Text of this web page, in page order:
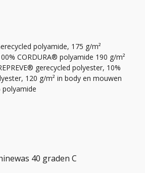
polyamide, 175 g/m²
CORDURA® polyamide 190 g/m²
gerecycled polyester, 10%
120 g/m² in body en mouwen
polyamide
40 graden C